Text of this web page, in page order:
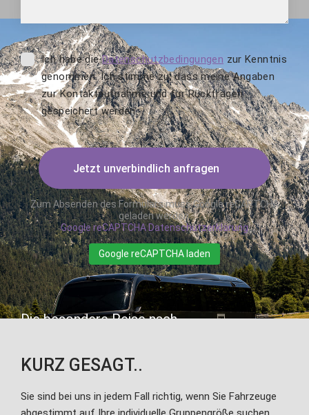
Die besondere Reise nach
KROATIEN
Ich habe dieDatenschutzbedingungen zur Kenntnis
genommen. Ich stimme zu, dass meine Angaben
zur Kontaktaufnahme und für Rückfragen
gespeichert werden.
Jetzt unverbindlich anfragen
Zum Absenden des Formulars muss Google reCAPTCHA
geladen werden.
Google reCAPTCHA Datenschutzerklärung
Google reCAPTCHA laden
KURZ GESAGT..
Sie sind bei uns in jedem Fall richtig, wenn Sie Fahrzeuge